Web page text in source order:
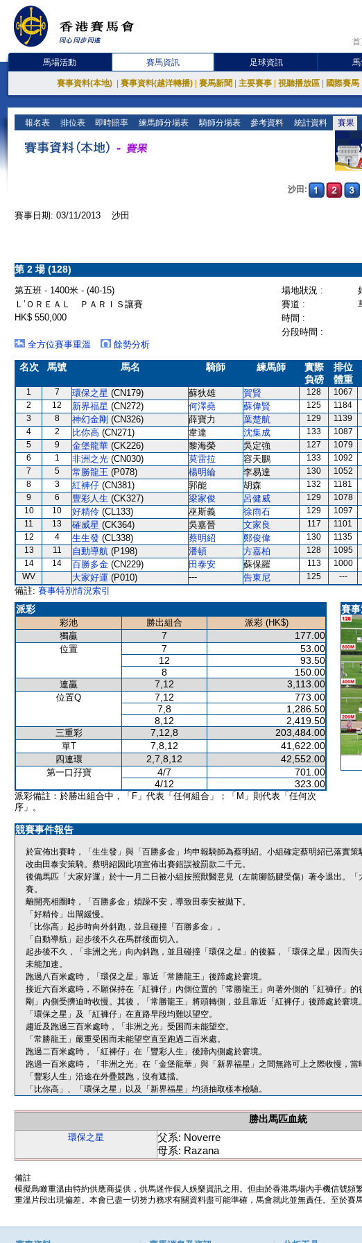
馬場活動 賽馬資訊 足球資訊
賽事資料(本地) 賽事資料(越洋轉播) 賽馬新聞 主要賽事 視聽播放區 國際賽馬
報名表 排位表 即時賠率 練馬師分場表 騎師分場表 參考資料 統計資料 賽果
沙田:
賽事日期: 03/11/2013 沙田
第 2 場 (128)
第五班 - 1400米 - (40-15) 場地狀況 :
Ｌ’ＯＲＥＡＬ ＰＡＲＩＳ讓賽
賽道 :
HK$ 550,000
時間 :
分段時間 :
全方位賽事重溫
餘勢分析
名次 馬號 馬名 騎師 練馬師
實際
負磅
排位
體重
1 7 環保之星 (CN179) 蘇狄雄 賀賢 128 1067
2
12 新界福星 (CN272) 何澤堯 蘇偉賢 125 1184
3
8 神幻金剛 (CN326) 薛寶力 葉楚航 129 1139
4
2 比你高 (CN271) 韋達 沈集成 133 1087
5
9 金堡龍華 (CK226) 黎海榮 吳定強 127 1079
6
1 非洲之光 (CN030) 莫雷拉 容天鵬 133 1092
7
5 常勝龍王 (P078) 楊明綸 李易達 130 1052
8
3 紅褲仔 (CN381) 郭能 胡森 132 1181
9
6 豐彩人生 (CK327) 梁家俊 呂健威 129 1078
10
10 好精伶 (CL133) 巫斯義 徐雨石 129 1097
11
13 確威星 (CK364) 吳嘉晉 文家良 117 1101
12
4 生生發 (CL338) 蔡明紹 鄭俊偉 130 1135
13
11 自動導航 (P198) 潘頓 方嘉柏 128 1095
14
14 百勝多金 (CN229) 田泰安 蘇保羅 113 1000
WV
大家好運 (P010) --- 告東尼 125 ---
備註: 賽事特別情況索引
派彩
彩池 勝出組合
派彩 (HK$)
獨贏
7 177.00
位置 7
53.00
12
93.50
8
150.00
連贏 7,12 3,113.00
位置Q 7,12
773.00
7,8
1,286.50
8,12
2,419.50
三重彩 7,12,8 203,484.00
單T 7,8,12 41,622.00
四連環 2,7,8,12 42,552.00
第一口孖寶 4/7
701.00
4/12
323.00
派彩備註：於勝出組合中，「F」代表「任何組合」；「M」則代表「任何次
序」。
賽
競賽事件報告
於宣佈出賽時，「生生發」與「百勝多金」均申報騎師為蔡明紹。小組確定蔡明紹已落實策
改由田泰安策騎。蔡明紹因此項宣佈出賽錯誤被罰款二千元。
後備馬匹「大家好運」於十一月二日被小組按照獸醫意見（左前腳筋腱受傷）著令退出。
賽。
離開亮相圈時，「百勝多金」煩躁不安，導致田泰安被拋下。
「好精伶」出閘緩慢。
「比你高」起步時向外斜跑，並且碰撞「百勝多金」。
「自動導航」起步後不久在馬群後面切入。
起步後不久，「非洲之光」向內斜跑，並且碰撞「環保之星」的後軀，「環保之星」因而
未能加速。
跑過八百米處時，「環保之星」靠近「常勝龍王」後蹄處於窘境。
接近六百米處時，不願保持在「紅褲仔」內側位置的「常勝龍王」向著外側的「紅褲仔」
剛」內側受擠迫時收慢。其後，「常勝龍王」將頭轉側，並且靠近「紅褲仔」後蹄處於窘境。
「環保之星」及「紅褲仔」在直路早段均難以望空。
趨近及跑過三百米處時，「非洲之光」受困而未能望空。
「常勝龍王」嚴重受困而未能望空直至跑過二百米處。
跑過二百米處時，「紅褲仔」在「豐彩人生」後蹄內側處於窘境。
跑過一百米處時，「非洲之光」在「金堡龍華」與「新界福星」之間無路可上之際收慢，當
「豐彩人生」沿途在外疊競跑，沒有遮擋。
「比你高」、「環保之星」以及「新界福星」均須抽取樣本檢驗。
勝出馬匹血統
環保之星
父系: Noverre
母系: Razana
備註
模擬鳥瞰重溫由特約供應商提供，供馬迷作個人娛樂資訊之用。但由於香港馬場內手機信號頻
重溫片段出現偏差。本會已盡一切努力務求有關資料盡可能準確，馬會就此並無責任。至於賽